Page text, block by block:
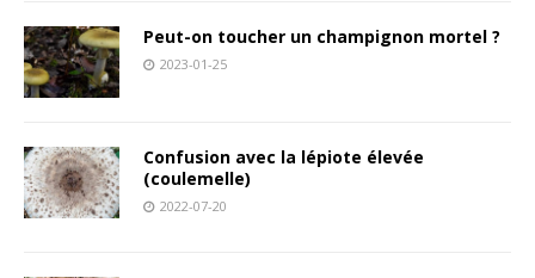
Peut-on toucher un champignon mortel ?
2023-01-25
Confusion avec la lépiote élevée
(coulemelle)
2022-07-20